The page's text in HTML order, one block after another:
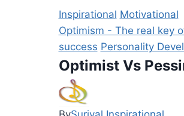
Inspirational Motivational
Optimism - The real key
success Personality
Optimist Vs